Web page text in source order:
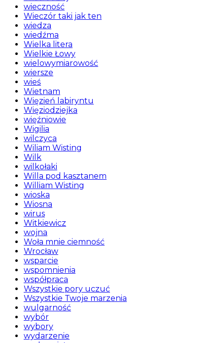
wieczność
Wieczór taki jak ten
wiedza
wiedźma
Wielka litera
Wielkie Łowy
wielowymiarowość
wiersze
wieś
Wietnam
Więzień labiryntu
Więziodziejka
więźniowie
Wigilia
wilczyca
Wiliam Wisting
Wilk
wilkołaki
Willa pod kasztanem
William Wisting
wioska
Wiosna
wirus
Witkiewicz
wojna
Woła mnie ciemność
Wrocław
wsparcie
wspomnienia
współpraca
Wszystkie pory uczuć
Wszystkie Twoje marzenia
wulgarność
wybór
wybory
wydarzenie